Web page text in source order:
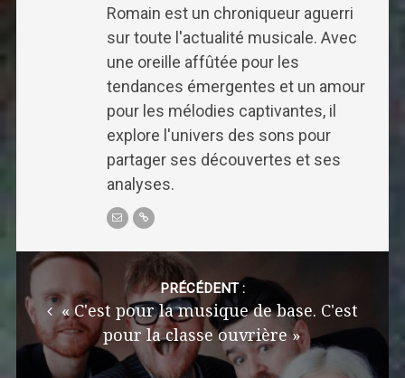
Romain est un chroniqueur aguerri
sur toute l'actualité musicale. Avec
une oreille affûtée pour les
tendances émergentes et un amour
pour les mélodies captivantes, il
explore l'univers des sons pour
partager ses découvertes et ses
analyses.
Post
navigation
PRÉCÉDENT :
« C'est pour la musique de base. C'est
pour la classe ouvrière »